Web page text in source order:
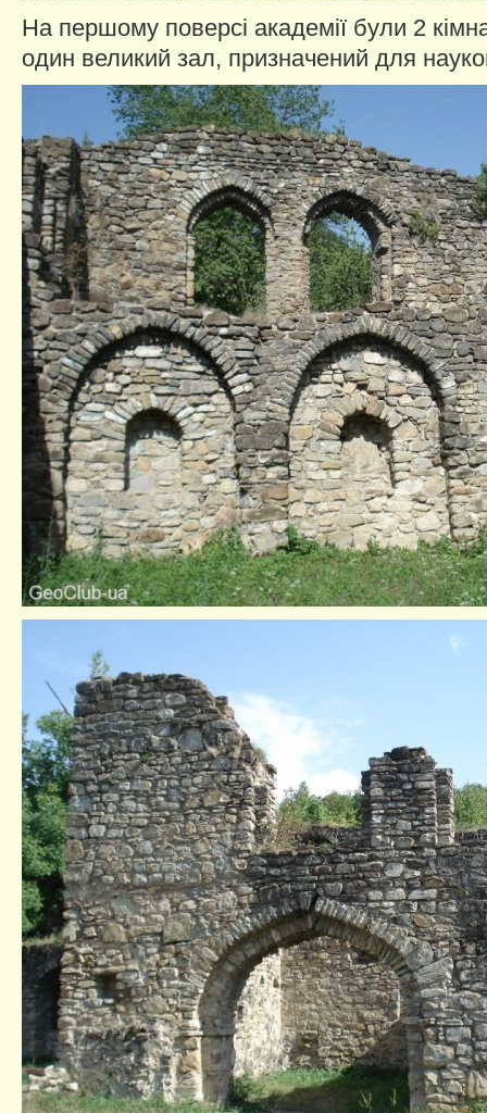
На першому поверсі академії були 2
один великий зал, призначений для